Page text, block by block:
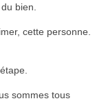
bien.
cette personne.
sommes tous